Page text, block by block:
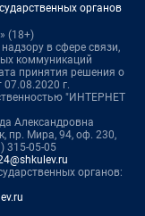
органов
(18+)
в сфере связи,
коммуникаций
принятия решения о
г.
"ИНТЕРНЕТ
Александровна
пр. Мира, 94, оф. 230,
315-05-05
органов: